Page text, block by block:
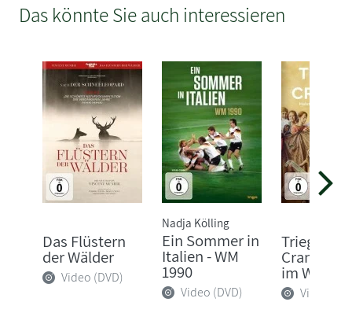
Das könnte Sie auch interessieren
Das Flüstern
der Wälder
Video (DVD)
Nadja Kölling
Ein Sommer in
Italien - WM
1990
Video (DVD)
Triegel
Cranach:
im
Video